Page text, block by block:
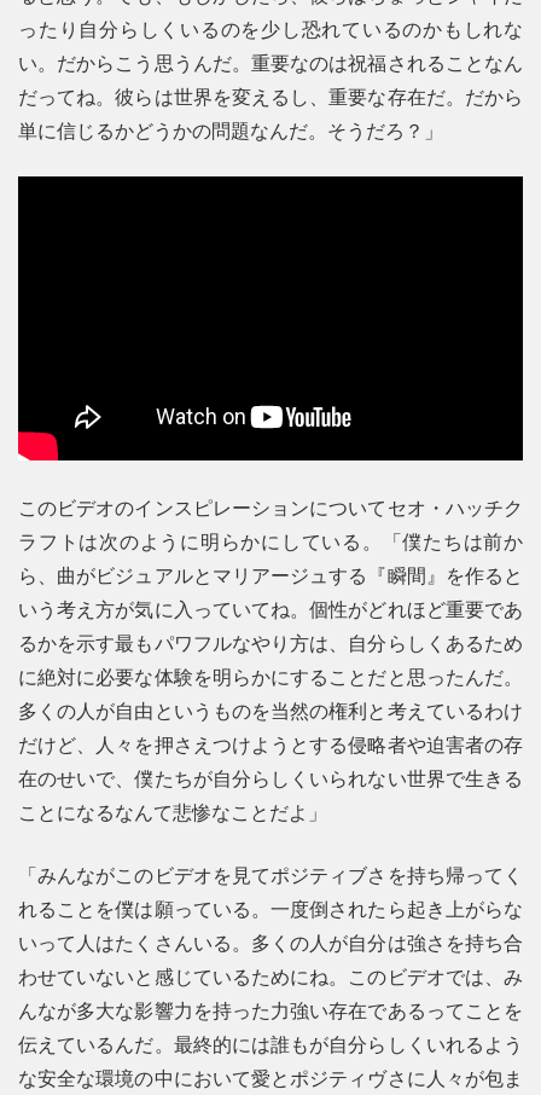
ったり自分らしくいるのを少し恐れているのかもしれな
い。だからこう思うんだ。重要なのは祝福されることなん
だってね。彼らは世界を変えるし、重要な存在だ。だから
単に信じるかどうかの問題なんだ。そうだろ？」
このビデオのインスピレーションについてセオ・ハッチク
ラフトは次のように明らかにしている。「僕たちは前か
ら、曲がビジュアルとマリアージュする『瞬間』を作ると
いう考え方が気に入っていてね。個性がどれほど重要であ
るかを示す最もパワフルなやり方は、自分らしくあるため
に絶対に必要な体験を明らかにすることだと思ったんだ。
多くの人が自由というものを当然の権利と考えているわけ
だけど、人々を押さえつけようとする侵略者や迫害者の存
在のせいで、僕たちが自分らしくいられない世界で生きる
ことになるなんて悲惨なことだよ」
「みんながこのビデオを見てポジティブさを持ち帰ってく
れることを僕は願っている。一度倒されたら起き上がらな
いって人はたくさんいる。多くの人が自分は強さを持ち合
わせていないと感じているためにね。このビデオでは、み
んなが多大な影響力を持った力強い存在であるってことを
伝えているんだ。最終的には誰もが自分らしくいれるよう
な安全な環境の中において愛とポジティヴさに人々が包ま